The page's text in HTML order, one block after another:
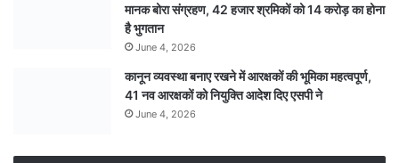
मानक बोरा संग्रहण, 42 हजार श्रमिकों को 14 करोड़ का होना
है भुगतान
June 4, 2026
कानून व्यवस्था बनाए रखने में आरक्षकों की भूमिका महत्वपूर्ण,
41 नव आरक्षकों को नियुक्ति आदेश दिए एसपी ने
June 4, 2026